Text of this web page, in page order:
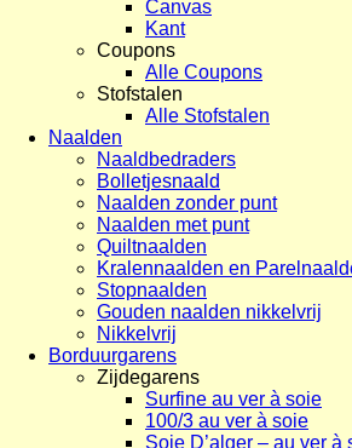
Canvas
Kant
Coupons
Alle Coupons
Stofstalen
Alle Stofstalen
Naalden
Naaldbedraders
Bolletjesnaald
Naalden zonder punt
Naalden met punt
Quiltnaalden
Kralennaalden en
Stopnaalden
Gouden naalden nikkelvrij
Nikkelvrij
Borduurgarens
Zijdegarens
Surfine au ver à soie
100/3 au ver à soie
Soie D’alger – au ver à